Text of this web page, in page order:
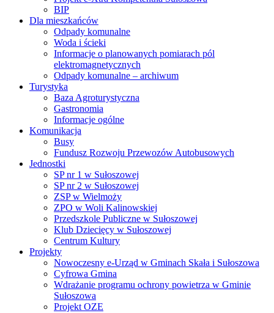
BIP
Dla mieszkańców
Odpady komunalne
Woda i ścieki
Informacje o planowanych pomiarach pól
elektromagnetycznych
Odpady komunalne – archiwum
Turystyka
Baza Agroturystyczna
Gastronomia
Informacje ogólne
Komunikacja
Busy
Fundusz Rozwoju Przewozów Autobusowych
Jednostki
SP nr 1 w Sułoszowej
SP nr 2 w Sułoszowej
ZSP w Wielmoży
ZPO w Woli Kalinowskiej
Przedszkole Publiczne w Sułoszowej
Klub Dziecięcy w Sułoszowej
Centrum Kultury
Projekty
Nowoczesny e-Urząd w Gminach Skała i Sułoszowa
Cyfrowa Gmina
Wdrażanie programu ochrony powietrza w Gminie
Sułoszowa
Projekt OZE